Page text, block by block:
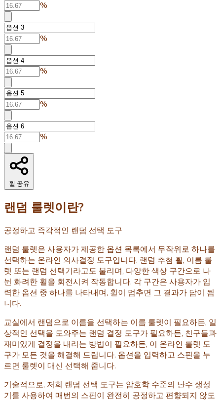
%
%
%
%
%
휠 공유
랜덤 룰렛이란?
공정하고 즉각적인 랜덤 선택 도구
랜덤 룰렛은 사용자가 제공한 옵션 목록에서 무작위로 하나를
선택하는 온라인 의사결정 도구입니다. 랜덤 추첨 휠, 이름 룰
렛 또는 랜덤 선택기라고도 불리며, 다양한 색상 구간으로 나
뉜 화려한 휠을 회전시켜 작동합니다. 각 구간은 사용자가 입
력한 옵션 중 하나를 나타내며, 휠이 멈추면 그 결과가 답이 됩
니다.
교실에서 랜덤으로 이름을 선택하는 이름 룰렛이 필요하든, 일
상적인 선택을 도와주는 랜덤 결정 도구가 필요하든, 친구들과
재미있게 결정을 내리는 방법이 필요하든, 이 온라인 룰렛 도
구가 모든 것을 해결해 드립니다. 옵션을 입력하고 스핀을 누
르면 룰렛이 대신 선택해 줍니다.
기술적으로, 저희 랜덤 선택 도구는 암호학 수준의 난수 생성
기를 사용하여 매번의 스핀이 완전히 공정하고 편향되지 않도